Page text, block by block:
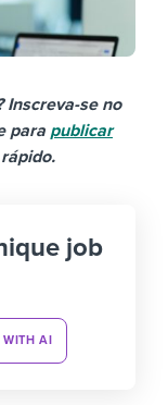
Inscreva-se no
para publicar
job
WITH AI